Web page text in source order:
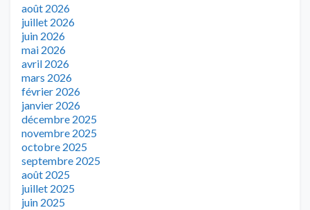
août 2026
juillet 2026
juin 2026
mai 2026
avril 2026
mars 2026
février 2026
janvier 2026
décembre 2025
novembre 2025
octobre 2025
septembre 2025
août 2025
juillet 2025
juin 2025